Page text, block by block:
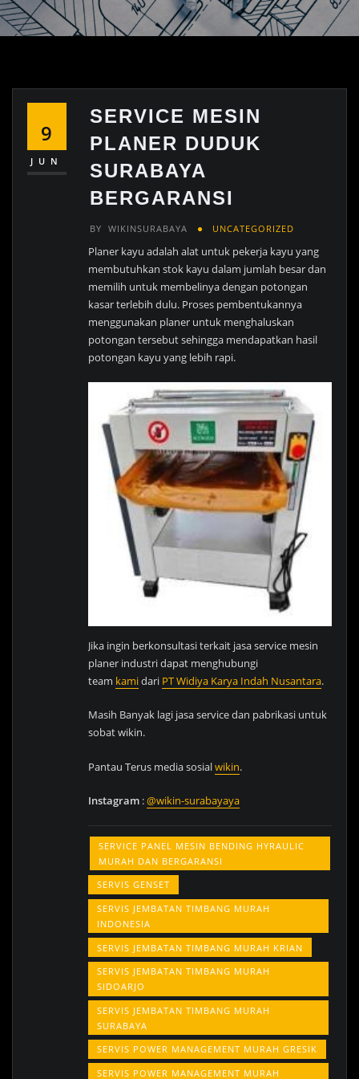
9
JUN
SERVICE MESIN
PLANER DUDUK
SURABAYA
BERGARANSI
BY WIKINSURABAYA UNCATEGORIZED
Planer kayu adalah alat untuk pekerja kayu yang
membutuhkan stok kayu dalam jumlah besar dan
memilih untuk membelinya dengan potongan
kasar terlebih dulu. Proses pembentukannya
menggunakan planer untuk menghaluskan
potongan tersebut sehingga mendapatkan hasil
potongan kayu yang lebih rapi.
Jika ingin berkonsultasi terkait jasa service mesin
planer industri dapat menghubungi
team kamidari PT Widiya Karya Indah Nusantara.
Masih Banyak lagi jasa service dan pabrikasi untuk
sobat wikin.
Pantau Terus media sosialwikin.
Instagram :@wikin-surabayaya
SERVICE PANEL MESIN BENDING HYRAULIC
MURAH DAN BERGARANSI
SERVIS GENSET
SERVIS JEMBATAN TIMBANG MURAH
INDONESIA
SERVIS JEMBATAN TIMBANG MURAH KRIAN
SERVIS JEMBATAN TIMBANG MURAH
SIDOARJO
SERVIS JEMBATAN TIMBANG MURAH
SURABAYA
SERVIS POWER MANAGEMENT MURAH GRESIK
SERVIS POWER MANAGEMENT MURAH